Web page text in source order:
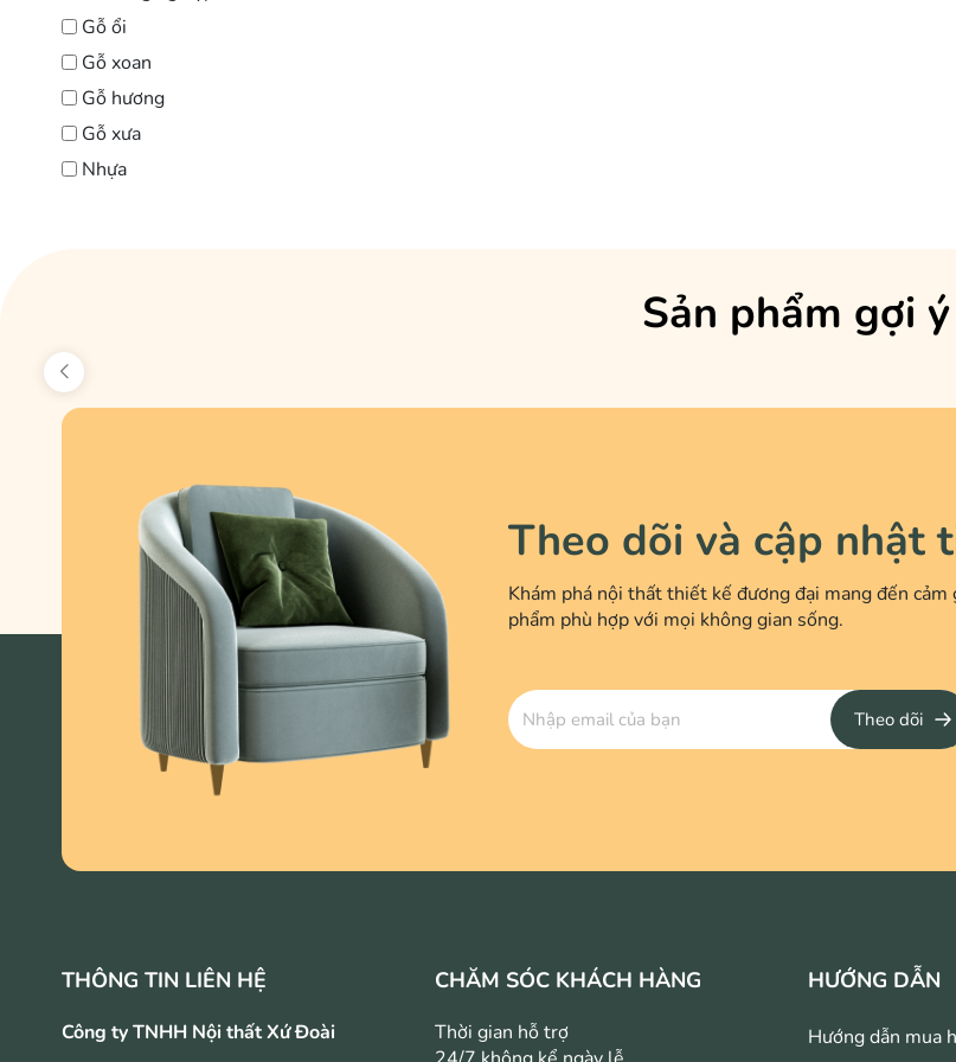
Gỗ ổi
Gỗ xoan
Gỗ hương
Gỗ xưa
Nhựa
Sản phẩm gợi ý
Theo dõi và cập nhật
Khám phá nội thất thiết kế đương đại mang đến
phẩm phù hợp với mọi không gian sống.
Theo dõi
THÔNG TIN LIÊN HỆ
Công ty TNHH Nội thất Xứ Đoài
CHĂM SÓC KHÁCH HÀNG
Thời gian hỗ trợ
HƯỚNG DẪN
Hướng dẫn mua